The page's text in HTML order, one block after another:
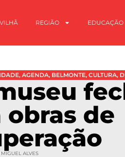
REGIÃO EDUCAÇÃO
, AGENDA, BELMONTE, CULTURA,
obras de
ALVES